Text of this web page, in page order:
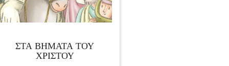
ΣΤΑ ΒΗΜΑΤΑ ΤΟΥ
ΧΡΙΣΤΟΥ